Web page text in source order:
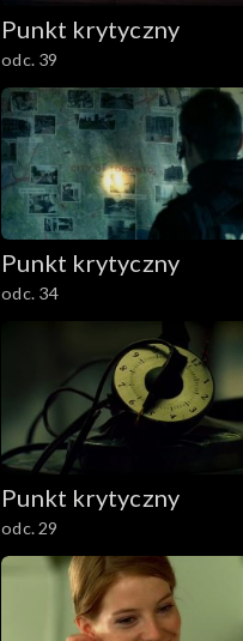
Punkt krytyczny
odc. 39
Punkt krytyczny
odc. 34
Punkt krytyczny
odc. 29